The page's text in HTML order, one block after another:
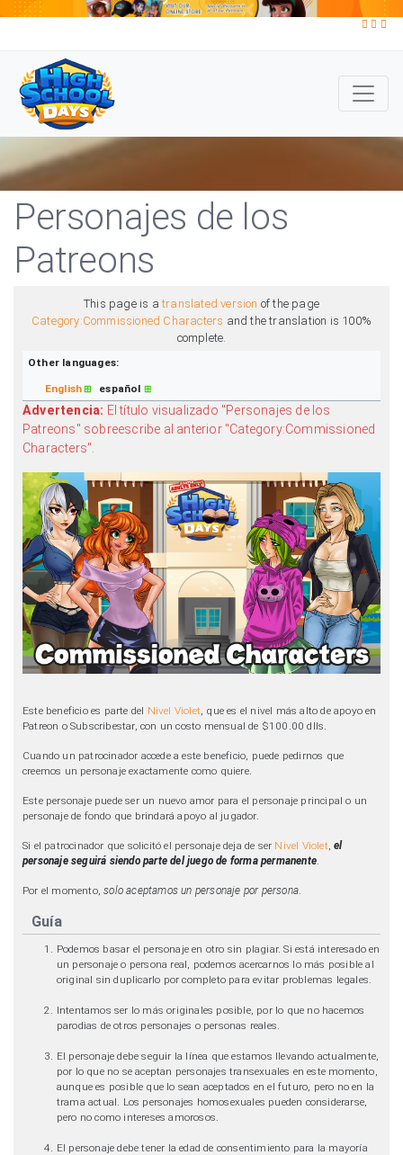
Personajes de los
Patreons
This page is a translated version of the page
Category:Commissioned Characters and the translation is 100%
complete.
Other languages:
English español
Advertencia: El título visualizado "Personajes de los
Patreons" sobreescribe al anterior "Category:Commissioned
Characters".
Este beneficio es parte del Nivel Violet , que es el nivel más alto de apoyo en
Patreon o Subscribestar, con un costo mensual de $100.00 dlls.
Cuando un patrocinador accede a este beneficio, puede pedirnos que
creemos un personaje exactamente como quiere.
Este personaje puede ser un nuevo amor para el personaje principal o un
personaje de fondo que brindará apoyo al jugador.
Si el patrocinador que solicitó el personaje deja de ser Nivel Violet ,el
personaje seguirá siendo parte del juego de forma permanente
Por el momento,solo aceptamos un personaje por persona
Guía
Podemos basar el personaje en otro sin plagiar. Si está interesado en
un personaje o persona real, podemos acercarnos lo más posible al
original sin duplicarlo por completo para evitar problemas legales.
Intentamos ser lo más originales posible, por lo que no hacemos
parodias de otros personajes o personas reales.
El personaje debe seguir la línea que estamos llevando actualmente,
por lo que no se aceptan personajes transexuales en este momento,
aunque es posible que lo sean aceptados en el futuro, pero no en la
trama actual. Los personajes homosexuales pueden considerarse,
pero no como intereses amorosos.
El personaje debe tener la edad de consentimiento para la mayoría